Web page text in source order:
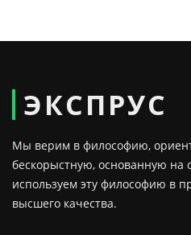
ЭКСПРУС
Мы верим в философию,
бескорыстную, основанную на
используем эту философию в
высшего качества.